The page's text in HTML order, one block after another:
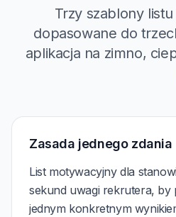
Trzy szablony
dopasowane do
aplikacja na zimno,
Zasada jednego zdania
List motywacyjny dla
sekund uwagi rekrutera, by
jednym konkretnym